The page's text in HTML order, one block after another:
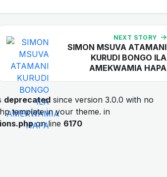
NEXT STORY
SIMON MSUVA ATAMANI
KURUDI BONGO ILA
AMEKWAMIA HAPA
deprecated since version 3.0.0 with no
template in your theme. in
on line 6170